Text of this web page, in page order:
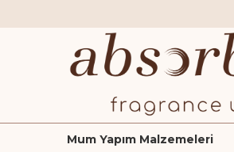
Mum Yapım Malzemeleri